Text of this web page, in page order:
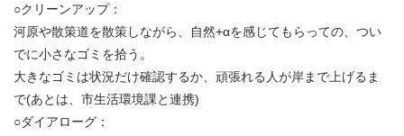
○クリーンアップ：
河原や散策道を散策しながら、自然+αを感じてもらっての、つい
でに小さなゴミを拾う。
大きなゴミは状況だけ確認するか、頑張れる人が岸まで上げるま
で(あとは、市生活環境課と連携)
○ダイアローグ：